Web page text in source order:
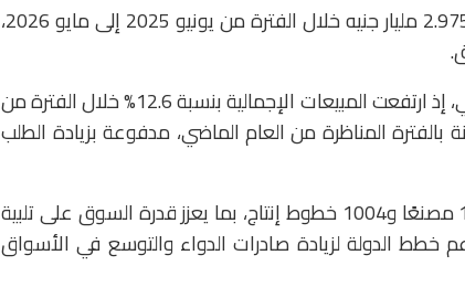
وأشارت المصادر إلى أن زيتا فارما حققت مبيعات بلغت 2.975 مليار جنيه خلال الفترة من يونيو 2025 إلى مايو 2026،
وفي المقابل، واصل سوق الدواء المصري أداءه الإيجابي، إذ ارتفعت المبيعات الإجمالية بنسبة 12.6% خلال الفترة من
نحو 127.2 مليار جنيه مقارنة بالفترة المناظرة من العام الماضي، مدفوعة بزيادة الطلب
ويستند هذا الأداء إلى قاعدة صناعية متنامية تضم 183 مصنعًا و1004 خطوط إنتاج، بما يعزز قدرة السوق على تلبية
خطط الدولة لزيادة صادرات الدواء والتوسع في الأسواق